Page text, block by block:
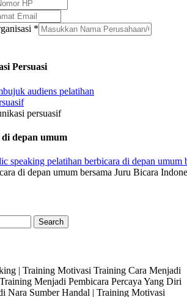
*
Persuasi
persuasif
depan umum
di depan umum bersama Juru Bicara
| Training Motivasi Training Cara Menjadi
Menjadi Pembicara Percaya Yang Diri
Nara Sumber Handal | Training Motivasi